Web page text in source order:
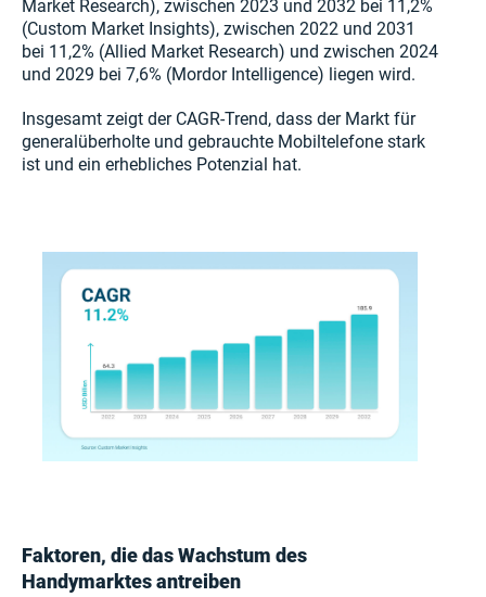
Market Research), zwischen 2023 und 2032 bei 11,2%
(Custom Market Insights), zwischen 2022 und 2031
bei 11,2% (Allied Market Research) und zwischen 2024
und 2029 bei 7,6% (Mordor Intelligence) liegen wird.
Insgesamt zeigt der CAGR-Trend, dass der Markt für
generalüberholte und gebrauchte Mobiltelefone stark
ist und ein erhebliches Potenzial hat.
Faktoren, die das Wachstum des
Handymarktes antreiben